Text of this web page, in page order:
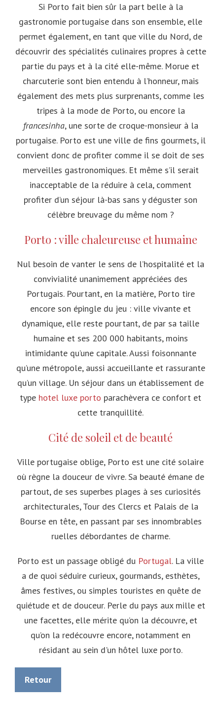
Si Porto fait bien sûr la part belle à la
gastronomie portugaise dans son ensemble, elle
permet également, en tant que ville du Nord, de
découvrir des spécialités culinaires propres à cette
partie du pays et à la cité elle-même. Morue et
charcuterie sont bien entendu à l’honneur, mais
également des mets plus surprenants, comme les
tripes à la mode de Porto, ou encore la
francesinha, une sorte de croque-monsieur à la
portugaise. Porto est une ville de fins gourmets, il
convient donc de profiter comme il se doit de ses
merveilles gastronomiques. Et même s’il serait
inacceptable de la réduire à cela, comment
profiter d’un séjour là-bas sans y déguster son
célèbre breuvage du même nom ?
Porto : ville chaleureuse et humaine
Nul besoin de vanter le sens de l’hospitalité et la
convivialité unanimement appréciées des
Portugais. Pourtant, en la matière, Porto tire
encore son épingle du jeu : ville vivante et
dynamique, elle reste pourtant, de par sa taille
humaine et ses 200 000 habitants, moins
intimidante qu’une capitale. Aussi foisonnante
qu’une métropole, aussi accueillante et rassurante
qu’un village. Un séjour dans un établissement de
type hotel luxe porto parachèvera ce confort et
cette tranquillité.
Cité de soleil et de beauté
Ville portugaise oblige, Porto est une cité solaire
où règne la douceur de vivre. Sa beauté émane de
partout, de ses superbes plages à ses curiosités
architecturales, Tour des Clercs et Palais de la
Bourse en tête, en passant par ses innombrables
ruelles débordantes de charme.
Porto est un passage obligé du Portugal. La ville
a de quoi séduire curieux, gourmands, esthètes,
âmes festives, ou simples touristes en quête de
quiétude et de douceur. Perle du pays aux mille et
une facettes, elle mérite qu’on la découvre, et
qu’on la redécouvre encore, notamment en
résidant au sein d'un hôtel luxe porto.
Retour